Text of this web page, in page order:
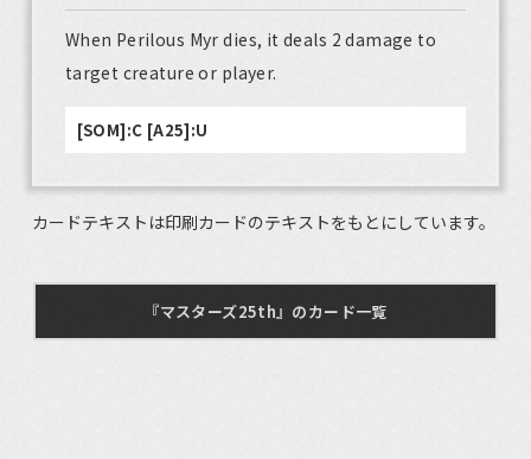
When Perilous Myr dies, it deals 2 damage to
target creature or player.
[SOM]:C [A25]:U
カードテキストは印刷カードのテキストをもとにしています。
『マスターズ25th』のカード一覧